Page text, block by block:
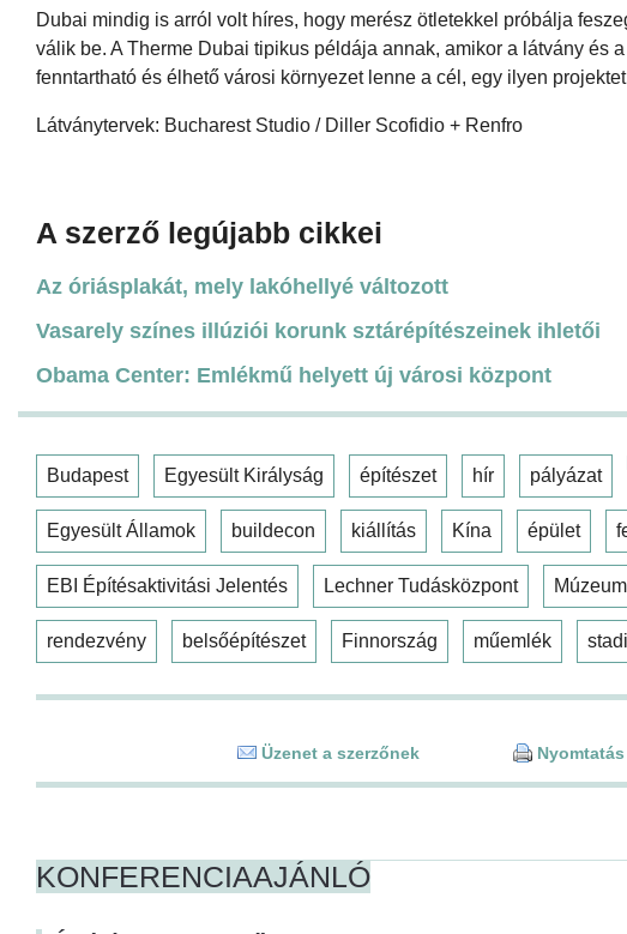
Dubai mindig is arról volt híres, hogy merész ötletekkel próbálja
válik be. A Therme Dubai tipikus példája annak, amikor a látvány és
fenntartható és élhető városi környezet lenne a cél, egy ilyen
Látványtervek: Bucharest Studio / Diller Scofidio + Renfro
A szerző legújabb cikkei
Az óriásplakát, mely lakóhellyé változott
Vasarely színes illúziói korunk sztárépítészeinek ihletői
Obama Center: Emlékmű helyett új városi központ
Budapest Egyesült Királyság építészet hír pályázat
Egyesült Államok buildecon kiállítás Kína épület
EBI Építésaktivitási Jelentés Lechner Tudásközpont Múzeum
rendezvény belsőépítészet Finnország műemlék
Üzenet a szerzőnek Nyomtatás
KONFERENCIAAJÁNLÓ